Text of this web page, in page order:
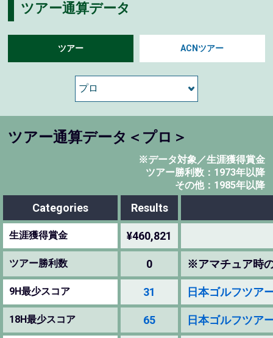
ツアー通算データ
ツアー ACNツアー
ツアー通算データ＜プロ＞
※データ対象／生涯獲得賞金
ツアー勝利数：1973年以降
その他：1985年以降
Categories Results
生涯獲得賞金 ¥460,821
ツアー勝利数 0 ※アマチュア時
9H最少スコア 31 日本ゴルフツア
18H最少スコア 65 日本ゴルフツア